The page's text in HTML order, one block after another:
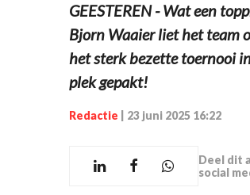
GEESTEREN - Wat een
Bjorn Waaier liet het team
het sterk bezette toernooi
plek gepakt!
Redactie 23 juni 2025 16:22
Deel dit
social